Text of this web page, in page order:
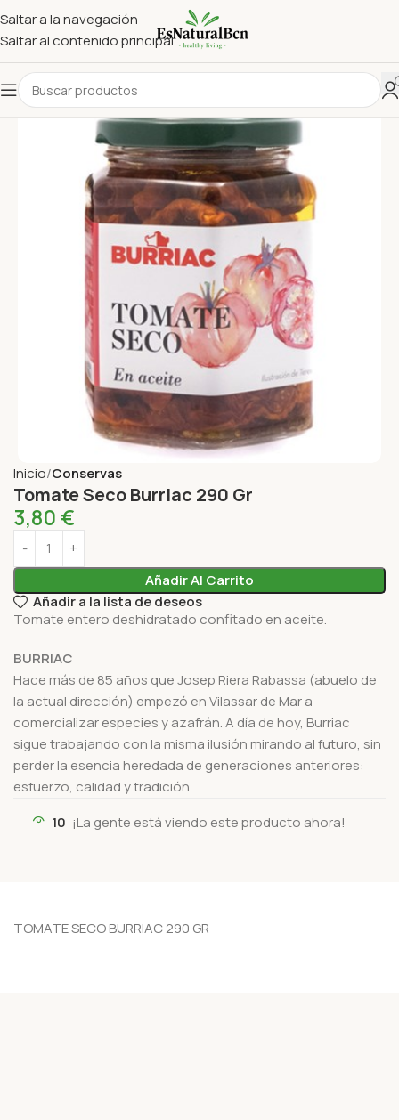
Saltar a la navegación
Saltar al contenido principal
Inicio Conservas
Tomate Seco Burriac 290 Gr
3,80 €
Añadir Al Carrito
Añadir a la lista de deseos
Tomate entero deshidratado confitado en aceite.
BURRIAC
Hace más de 85 años que Josep Riera Rabassa (abuelo de
la actual dirección) empezó en Vilassar de Mar a
comercializar especies y azafrán. A día de hoy, Burriac
sigue trabajando con la misma ilusión mirando al futuro, sin
perder la esencia heredada de generaciones anteriores:
esfuerzo, calidad y tradición.
10 ¡La gente está viendo este producto ahora!
TOMATE SECO BURRIAC 290 GR